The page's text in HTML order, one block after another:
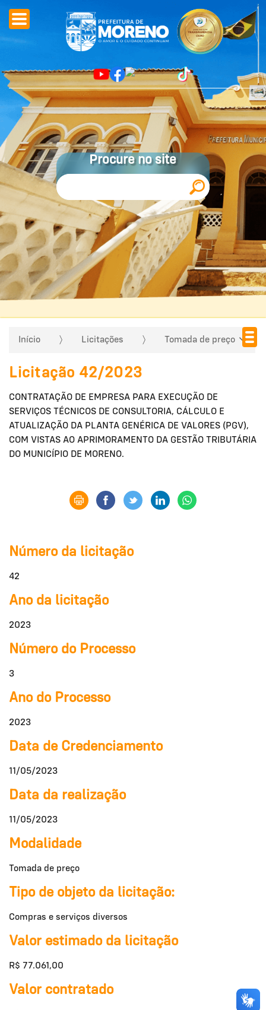
Procure no site
Início Licitações Tomada de preço
Licitação 42/2023
CONTRATAÇÃO DE EMPRESA PARA EXECUÇÃO DE
SERVIÇOS TÉCNICOS DE CONSULTORIA, CÁLCULO E
ATUALIZAÇÃO DA PLANTA GENÉRICA DE VALORES (PGV),
COM VISTAS AO APRIMORAMENTO DA GESTÃO TRIBUTÁRIA
DO MUNICÍPIO DE MORENO.
Número da licitação
42
Ano da licitação
2023
Número do Processo
3
Ano do Processo
2023
Data de Credenciamento
11/05/2023
Data da realização
11/05/2023
Modalidade
Tomada de preço
Tipo de objeto da licitação:
Compras e serviços diversos
Valor estimado da licitação
R$ 77.061,00
Valor contratado